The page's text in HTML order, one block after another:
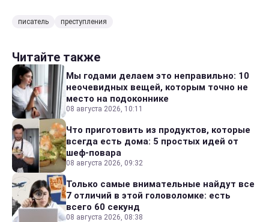
писатель преступления
Читайте также
Мы годами делаем это неправильно: 10
неочевидных вещей, которым точно не
место на подоконнике
08 августа 2026, 10:11
Что приготовить из продуктов, которые
всегда есть дома: 5 простых идей от
шеф-повара
08 августа 2026, 09:32
Только самые внимательные найдут все
7 отличий в этой головоломке: есть
всего 60 секунд
08 августа 2026, 08:38